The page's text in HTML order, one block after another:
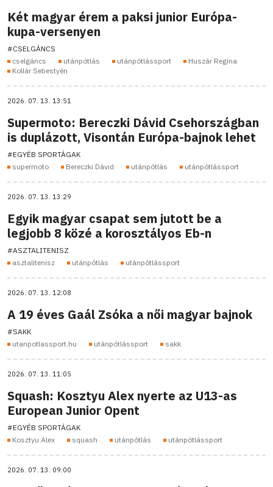
Két magyar érem a paksi junior Európa-
kupa-versenyen
#CSELGÁNCS
cselgáncs
utánpótlás utánpótlássport
Huszár Regina
Kollár Sebestyén
2026. 07. 13. 13:51
Supermoto: Bereczki Dávid Csehországban
is duplázott, Visontán Európa-bajnok lehet
#EGYÉB SPORTÁGAK
supermoto
Bereczki Dávid utánpótlás utánpótlássport
2026. 07. 13. 13:29
Egyik magyar csapat sem jutott be a
legjobb 8 közé a korosztályos Eb-n
#ASZTALITENISZ
asztalitenisz
utánpótlás utánpótlássport
2026. 07. 13. 12:08
A 19 éves Gaál Zsóka a női magyar bajnok
#SAKK
utanpotlassport.hu
utánpótlássport sakk
2026. 07. 13. 11:05
Squash: Kosztyu Alex nyerte az U13-as
European Junior Opent
#EGYÉB SPORTÁGAK
Kosztyu Alex
squash utánpótlás utánpótlássport
2026. 07. 13. 09:00